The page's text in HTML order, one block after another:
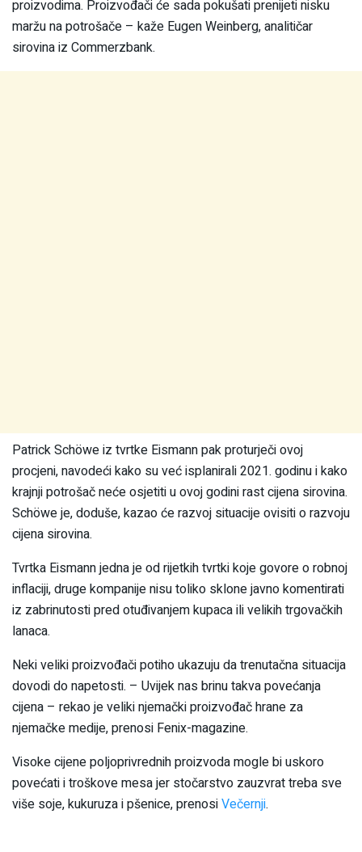
proizvodima. Proizvođači će sada pokušati prenijeti nisku
maržu na potrošače – kaže Eugen Weinberg, analitičar
sirovina iz Commerzbank.
Patrick Schöwe iz tvrtke Eismann pak proturječi ovoj
procjeni, navodeći kako su već isplanirali 2021. godinu i kako
krajnji potrošač neće osjetiti u ovoj godini rast cijena sirovina.
Schöwe je, doduše, kazao će razvoj situacije ovisiti o razvoju
cijena sirovina.
Tvrtka Eismann jedna je od rijetkih tvrtki koje govore o robnoj
inflaciji, druge kompanije nisu toliko sklone javno komentirati
iz zabrinutosti pred otuđivanjem kupaca ili velikih trgovačkih
lanaca.
Neki veliki proizvođači potiho ukazuju da trenutačna situacija
dovodi do napetosti. – Uvijek nas brinu takva povećanja
cijena – rekao je veliki njemački proizvođač hrane za
njemačke medije, prenosi Fenix-magazine.
Visoke cijene poljoprivrednih proizvoda mogle bi uskoro
povećati i troškove mesa jer stočarstvo zauzvrat treba sve
više soje, kukuruza i pšenice, prenosiVečernji.